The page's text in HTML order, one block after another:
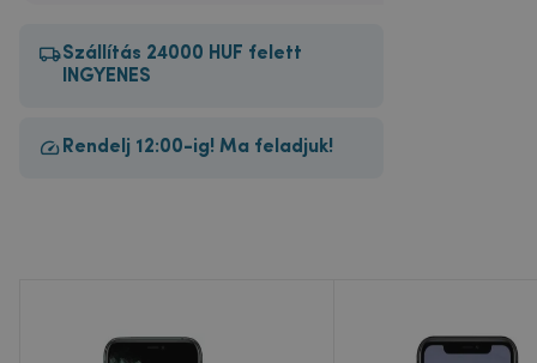
Szállítás 24000 HUF felett
INGYENES
Rendelj 12:00-ig! Ma feladjuk!